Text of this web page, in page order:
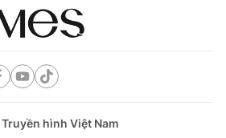
hình Việt Nam